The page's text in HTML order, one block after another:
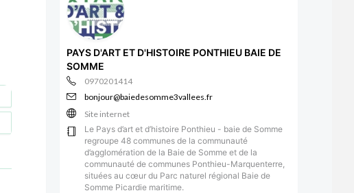
PAYS D'ART ET D'HISTOIRE PONTHIEU BAIE DE
SOMME
0970201414
bonjour@baiedesomme3vallees.fr
Site internet
Le Pays d’art et d’histoire Ponthieu - baie de Somme
regroupe 48 communes de la communauté
d’agglomération de la Baie de Somme et de la
communauté de communes Ponthieu-Marquenterre,
situées au cœur du Parc naturel régional Baie de
Somme Picardie maritime.